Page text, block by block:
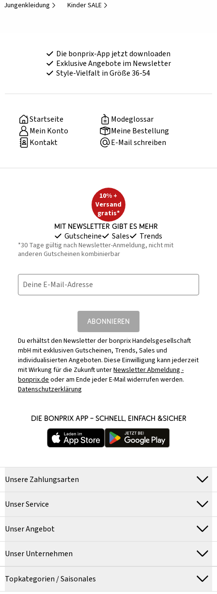
Jungenkleidung Kinder SALE
Die bonprix-App jetzt downloaden
Exklusive Angebote im Newsletter
Style-Vielfalt in Größe 36-54
Startseite
Modeglossar
Mein Konto
Meine Bestellung
Kontakt
E-Mail schreiben
10% +
Versand
gratis*
Mit Newsletter gibt es mehr
Gutscheine Sales Trends
*30 Tage gültig nach Newsletter-Anmeldung, nicht mit
anderen Gutscheinen kombinierbar
Deine E-Mail-Adresse
ABONNIEREN
Du erhältst den Newsletter der bonprix Handelsgesellschaft
mbH mit exklusiven Gutscheinen, Trends, Sales und
individualisierten Angeboten. Diese Einwilligung kann jederzeit
mit Wirkung für die Zukunft unterNewsletter Abmeldung -
bonprix.deoder am Ende jeder E-Mail widerrufen werden.
Datenschutzerklärung
DIE BONPRIX APP – SCHNELL, EINFACH &SICHER
Unsere Zahlungsarten
Unser Service
Unser Angebot
Unser Unternehmen
Topkategorien / Saisonales